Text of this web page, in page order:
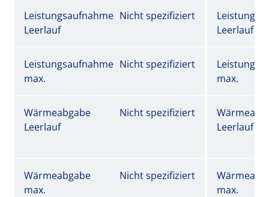
Leistungsaufnahme
Leerlauf
Nicht spezifiziert
Leerlauf
Leistungsaufnahme
max.
Nicht spezifiziert
max.
Wärmeabgabe
Leerlauf
Nicht spezifiziert
Leerlauf
Wärmeabgabe
max.
Nicht spezifiziert
max.